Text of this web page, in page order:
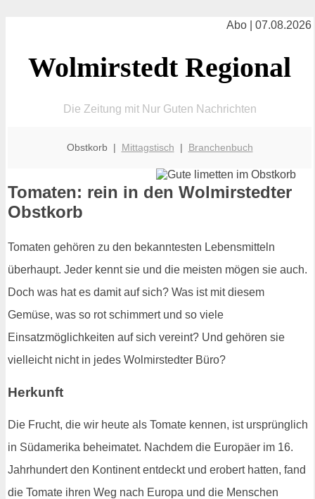
Abo | 07.08.2026
Wolmirstedt Regional
Die Zeitung mit Nur Guten Nachrichten
Obstkorb | Mittagstisch | Branchenbuch
Tomaten: rein in den Wolmirstedter
Obstkorb
Tomaten gehören zu den bekanntesten Lebensmitteln
überhaupt. Jeder kennt sie und die meisten mögen sie auch.
Doch was hat es damit auf sich? Was ist mit diesem
Gemüse, was so rot schimmert und so viele
Einsatzmöglichkeiten auf sich vereint? Und gehören sie
vielleicht nicht in jedes Wolmirstedter Büro?
Herkunft
Die Frucht, die wir heute als Tomate kennen, ist ursprünglich
in Südamerika beheimatet. Nachdem die Europäer im 16.
Jahrhundert den Kontinent entdeckt und erobert hatten, fand
die Tomate ihren Weg nach Europa und die Menschen